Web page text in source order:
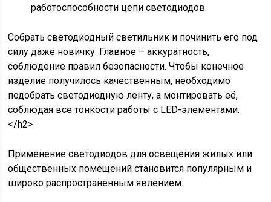
работоспособности цепи светодиодов.
Собрать светодиодный светильник и починить его под
силу даже новичку. Главное – аккуратность,
соблюдение правил безопасности. Чтобы конечное
изделие получилось качественным, необходимо
подобрать светодиодную ленту, а монтировать её,
соблюдая все тонкости работы с LED-элементами.
</h2>
Применение светодиодов для освещения жилых или
общественных помещений становится популярным и
широко распространенным явлением.